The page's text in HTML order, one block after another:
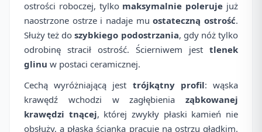
ostrości roboczej, tylko maksymalnie poleruje już
naostrzone ostrze i nadaje muostateczną ostrość.
Służy też doszybkiego podostrzania, gdy nóż tylko
odrobinę stracił ostrość. Ścierniwem jest tlenek
glinu w postaci ceramicznej.
Cechą wyróżniającą jest trójkątny profil: wąska
krawędź wchodzi w zagłębienia ząbkowanej
krawędzi tnącej, której zwykły płaski kamień nie
obsłuży, a płaska ścianka pracuje na ostrzu gładkim.